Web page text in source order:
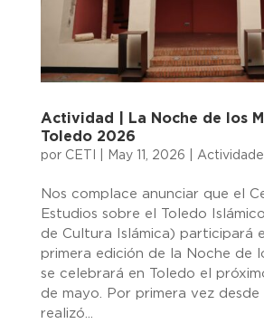
Actividad | La Noche de los
Toledo 2026
por CETI May 11, 2026
Nos complace anunciar que el
Estudios sobre el Toledo
de Cultura Islámica) participará
primera edición de la Noche de
se celebrará en Toledo el
de mayo. Por primera vez desde
realizó...